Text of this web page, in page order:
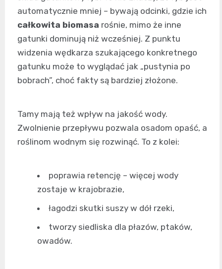
automatycznie mniej – bywają odcinki, gdzie ich
całkowita biomasa rośnie, mimo że inne
gatunki dominują niż wcześniej. Z punktu
widzenia wędkarza szukającego konkretnego
gatunku może to wyglądać jak „pustynia po
bobrach”, choć fakty są bardziej złożone.
Tamy mają też wpływ na jakość wody.
Zwolnienie przepływu pozwala osadom opaść, a
roślinom wodnym się rozwinąć. To z kolei:
poprawia retencję – więcej wody
zostaje w krajobrazie,
łagodzi skutki suszy w dół rzeki,
tworzy siedliska dla płazów, ptaków,
owadów.